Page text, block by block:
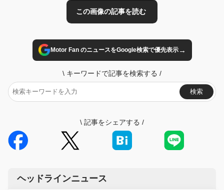
Motor Fan のニュースをGoogle検索で優先表示→
\ キーワードで記事を検索する /
検索
\ 記事をシェアする /
ヘッドラインニュース